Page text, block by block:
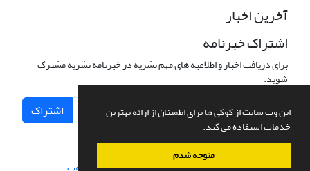
این وب سایت از کوکی ها برای اطمینان از ارائه بهترین
خدمات استفاده می کند.
متوجه شدم
آخرین اخبار
اشتراک خبرنامه
برای دریافت اخبار و اطلاعیه های مهم نشریه در خبرنامه نشریه مشترک
شوید.
اشتراک